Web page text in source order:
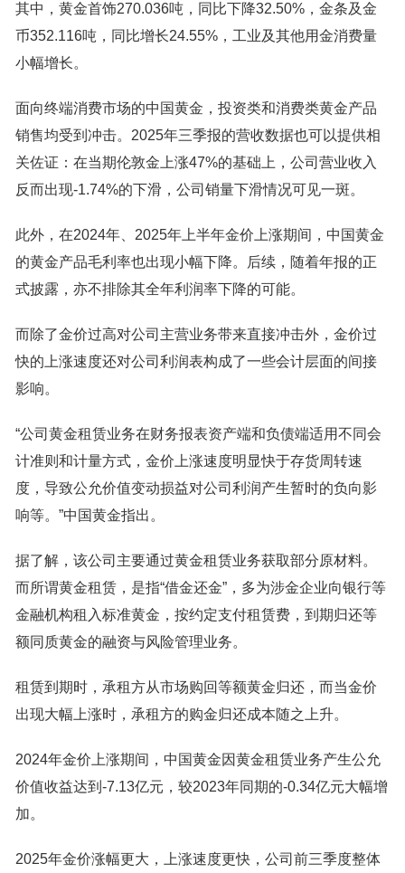
其中，黄金首饰270.036吨，同比下降32.50%，金条及金
币352.116吨，同比增长24.55%，工业及其他用金消费量
小幅增长。
面向终端消费市场的中国黄金，投资类和消费类黄金产品
销售均受到冲击。2025年三季报的营收数据也可以提供相
关佐证：在当期伦敦金上涨47%的基础上，公司营业收入
反而出现-1.74%的下滑，公司销量下滑情况可见一斑。
此外，在2024年、2025年上半年金价上涨期间，中国黄金
的黄金产品毛利率也出现小幅下降。后续，随着年报的正
式披露，亦不排除其全年利润率下降的可能。
而除了金价过高对公司主营业务带来直接冲击外，金价过
快的上涨速度还对公司利润表构成了一些会计层面的间接
影响。
“公司黄金租赁业务在财务报表资产端和负债端适用不同会
计准则和计量方式，金价上涨速度明显快于存货周转速
度，导致公允价值变动损益对公司利润产生暂时的负向影
响等。”中国黄金指出。
据了解，该公司主要通过黄金租赁业务获取部分原材料。
而所谓黄金租赁，是指“借金还金”，多为涉金企业向银行等
金融机构租入标准黄金，按约定支付租赁费，到期归还等
额同质黄金的融资与风险管理业务。
租赁到期时，承租方从市场购回等额黄金归还，而当金价
出现大幅上涨时，承租方的购金归还成本随之上升。
2024年金价上涨期间，中国黄金因黄金租赁业务产生公允
价值收益达到-7.13亿元，较2023年同期的-0.34亿元大幅增
加。
2025年金价涨幅更大，上涨速度更快，公司前三季度整体